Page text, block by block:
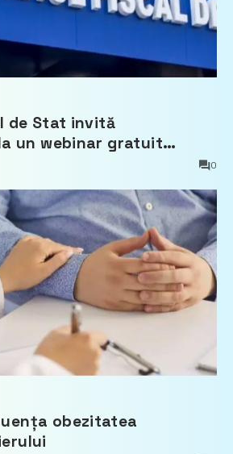
de Stat invită
un webinar gratuit
impozitului pe bunurile
0
obezitatea